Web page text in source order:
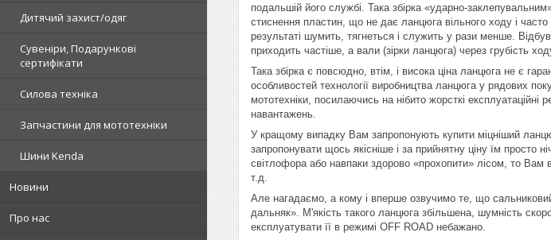
Дитячий захист/одяг
Сувеніри, Подарункові
сертифікати
Силова техніка
Запчастини для мототехніки
Шини Kenda
Новини
Про нас
подальшій його службі. Така збірка «ударно-
стиснення пластин, що не дає ланцюга вільного ходу і
результаті шумить, тягнеться і служить у рази менше.
приходить частіше, а вали (зірки ланцюга) через грубість
Така збірка є повсюдно, втім, і висока ціна ланцюга не є
особливостей технології виробництва ланцюга у рядових
мототехніки, посилаючись на нібито жорсткі
навантажень.
У кращому випадку Вам запропонують купити міцніший
запропонувати щось якісніше і за прийнятну ціну їм
світлофора або навпаки здорово «прохопити» лісом, то Вам
т.д.
Але нагадаємо, а кому і вперше озвучимо те, що
дальняк». М'якість такого ланцюга збільшена, шумність
експлуатувати її в режимі OFF ROAD небажано.